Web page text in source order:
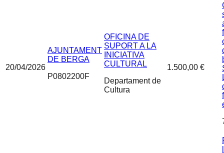
20/04/2026
AJUNTAMENT
DE BERGA
P0802200F
OFICINA DE
SUPORT A LA
INICIATIVA
CULTURAL
Departament de
Cultura
1.500,00 €